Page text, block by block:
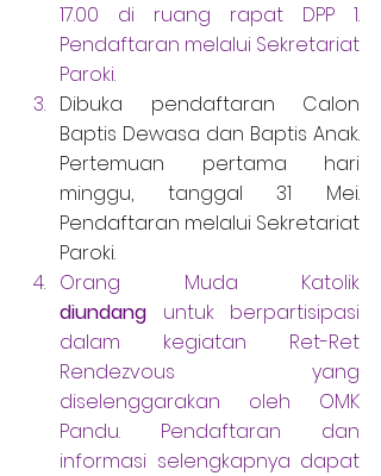
17.00 di ruang rapat DPP 1.
Pendaftaran melalui Sekretariat
Paroki.
Dibuka pendaftaran Calon
Baptis Dewasa dan Baptis Anak.
Pertemuan pertama hari
minggu, tanggal 31 Mei.
Pendaftaran melalui Sekretariat
Paroki.
diundang untuk berpartisipasi
dalam kegiatan Ret-Ret
Rendezvous yang
diselenggarakan oleh OMK
Pandu. Pendaftaran dan
informasi selengkapnya dapat